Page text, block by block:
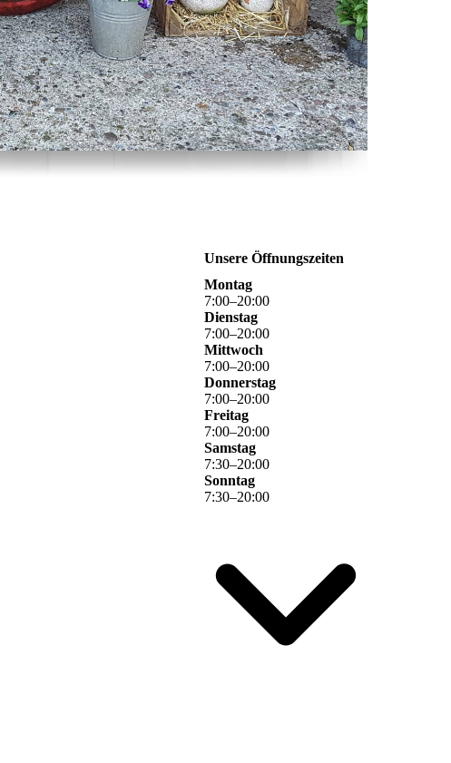
Unsere Öffnungszeiten
Montag
7:00–20:00
Dienstag
7:00–20:00
Mittwoch
7:00–20:00
Donnerstag
7:00–20:00
Freitag
7:00–20:00
Samstag
7:30–20:00
Sonntag
7:30–20:00